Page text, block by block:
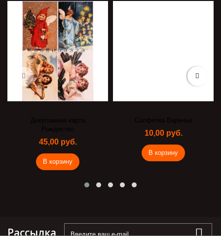
Декупажная карта
Рождество
45,00 руб.
В корзину
Салфетка Варенье
10,00 руб.
В корзину
Рассылка